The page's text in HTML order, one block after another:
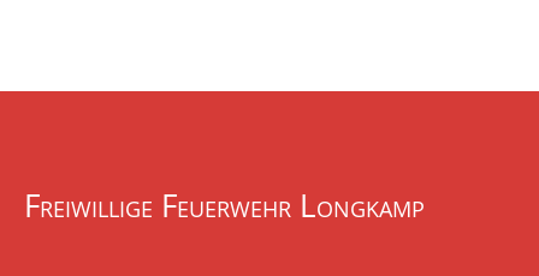
Freiwillige Feuerwehr Longkamp